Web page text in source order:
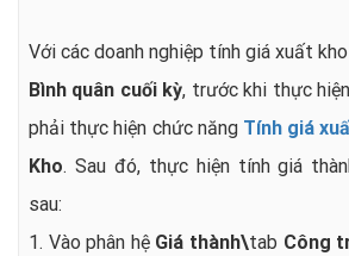
Với các doanh nghiệp tính giá xuất
Bình quân cuối kỳ, trước khi thực
phải thực hiện chức năng Tính giá
Kho. Sau đó, thực hiện tính giá
sau:
1. Vào phân hệ Giá thành\tab Công